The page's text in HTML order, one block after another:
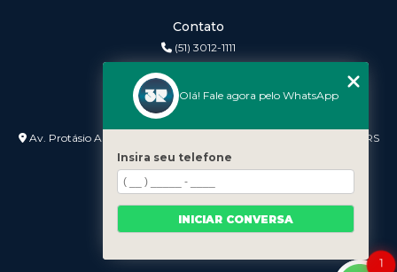
Contato
(51) 3012-1111
Endereço
Av. Protásio Alves nº 3240 Lojas 7 e 8 - Petrópolis - Porto Alegre - RS
- 90410-007
1
Olá! Fale agora pelo WhatsApp
Insira seu telefone
INICIAR CONVERSA